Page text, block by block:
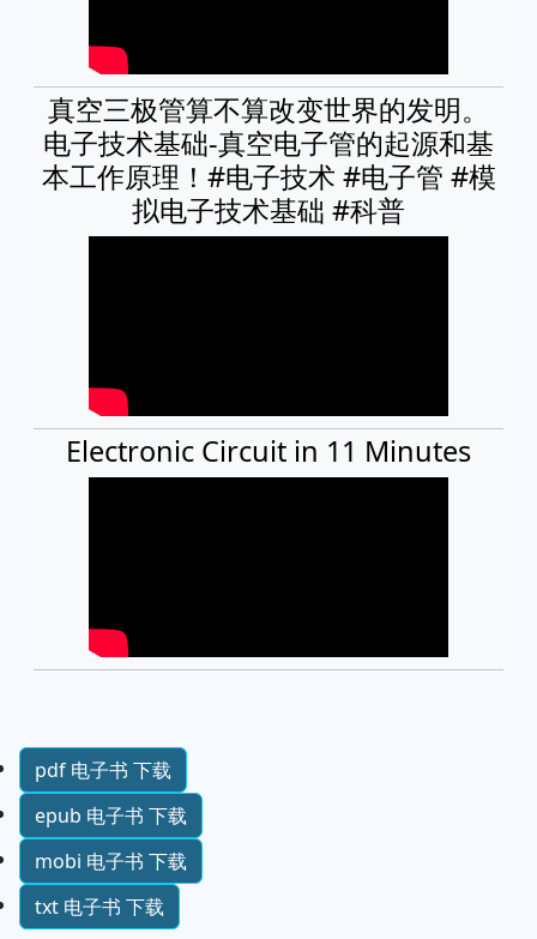
真空三极管算不算改变世界的发明。
电子技术基础-真空电子管的起源和基
本工作原理！#电子技术 #电子管 #模
拟电子技术基础 #科普
Electronic Circuit in 11 Minutes
pdf 电子书 下载
epub 电子书 下载
mobi 电子书 下载
txt 电子书 下载